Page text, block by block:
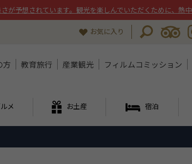
が予想されています。観光を楽しんでいただくために、熱
お気に入り
方 教育旅行 産業観光 フィルムコミッション
メ お土産 宿泊